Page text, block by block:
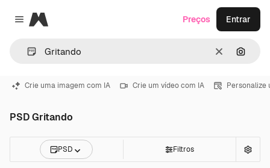
Close menu
Magnific
Limpar
Preços Entrar
Crie uma imagem com IA Crie um vídeo com IA Personalize
PSD Gritando
PSD Filtros